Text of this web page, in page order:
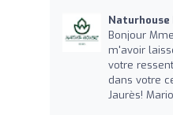
Naturhouse
Bonjour
m'avoir
votre
dans votre
Jaurès!